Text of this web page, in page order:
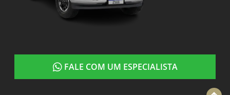
FALE COM UM ESPECIALISTA